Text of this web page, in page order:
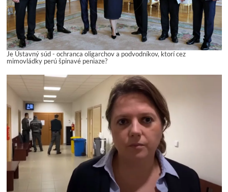
Je Ústavný súd - ochranca oligarchov a podvodníkov, ktorí cez
mimovládky perú špinavé peniaze?